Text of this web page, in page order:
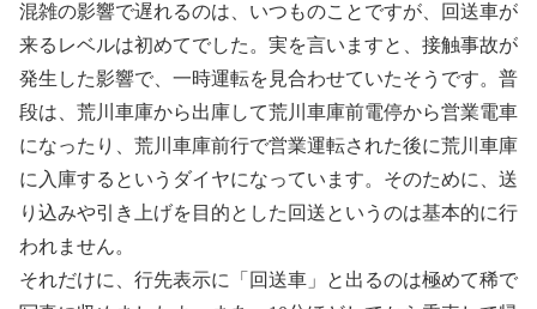
混雑の影響で遅れるのは、いつものことですが、回送車が
来るレベルは初めてでした。実を言いますと、接触事故が
発生した影響で、一時運転を見合わせていたそうです。普
段は、荒川車庫から出庫して荒川車庫前電停から営業電車
になったり、荒川車庫前行で営業運転された後に荒川車庫
に入庫するというダイヤになっています。そのために、送
り込みや引き上げを目的とした回送というのは基本的に行
われません。
それだけに、行先表示に「回送車」と出るのは極めて稀で